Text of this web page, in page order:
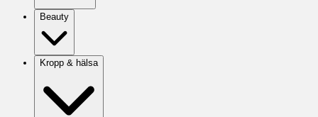
Beauty
Kropp & hälsa